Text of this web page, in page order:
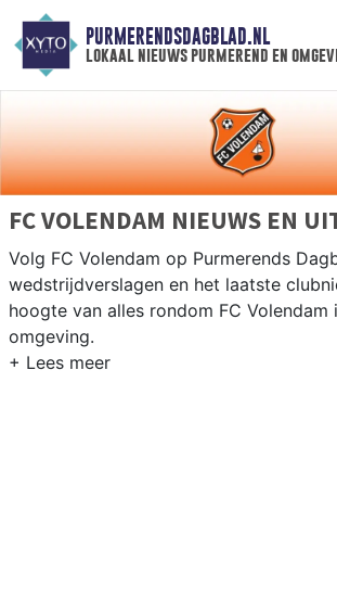
PURMERENDSDAGBLAD.NL
lokaal nieuws purmerend en
FC VOLENDAM NIEUWS EN
Volg FC Volendam op Purmerends
wedstrijdverslagen en het laatste
hoogte van alles rondom FC Volendam
omgeving.